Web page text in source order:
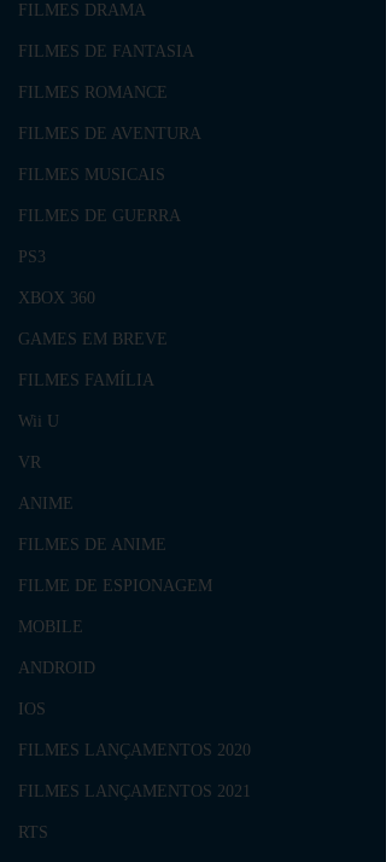
FILMES DRAMA
FILMES DE FANTASIA
FILMES ROMANCE
FILMES DE AVENTURA
FILMES MUSICAIS
FILMES DE GUERRA
PS3
XBOX 360
GAMES EM BREVE
FILMES FAMÍLIA
Wii U
VR
ANIME
FILMES DE ANIME
FILME DE ESPIONAGEM
MOBILE
ANDROID
IOS
FILMES LANÇAMENTOS 2020
FILMES LANÇAMENTOS 2021
RTS